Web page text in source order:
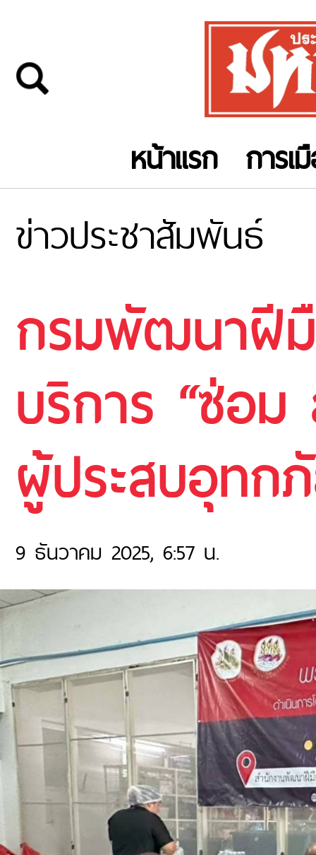
หน้าแรก การเ
ข่าวประชาสัมพันธ์
กรมพัฒนาฝี
บริการ “ซ่อม
ผู้ประสบอุทก
9 ธันวาคม 2025, 6:57 น.